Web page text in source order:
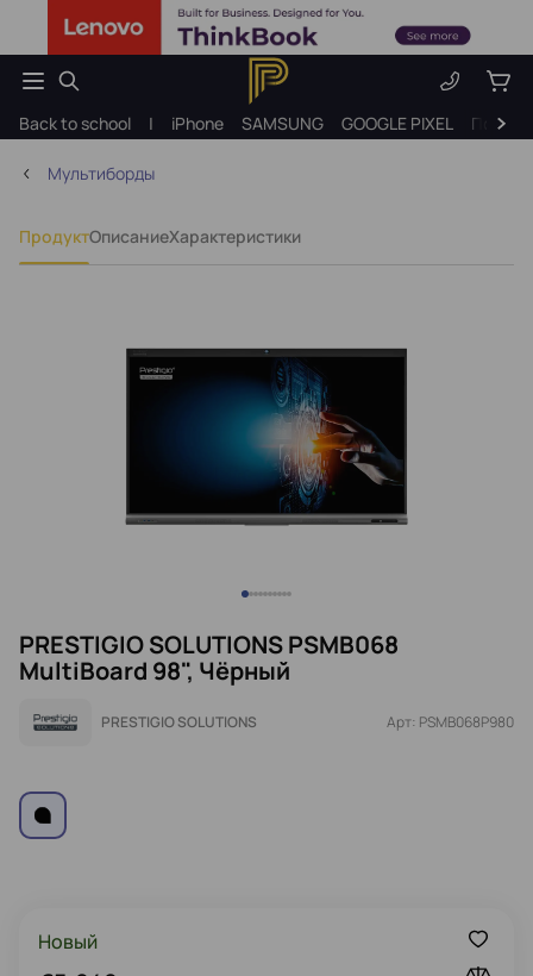
Back to school | iPhone SAMSUNG GOOGLE PIXEL
Мультиборды
ПродуктОписаниеХарактеристики
PRESTIGIO SOLUTIONS PSMB068
MultiBoard 98", Чёрный
PRESTIGIO SOLUTIONS Арт: PSMB068P980
Новый